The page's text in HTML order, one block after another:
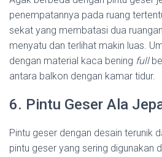
penempatannya pada ruang
sekat yang membatasi dua
menyatu dan terlihat makin luas.
dengan material kaca bening full
antara balkon dengan kamar tidur.
6. Pintu Geser Ala
Pintu geser dengan desain terunik
pintu geser yang sering digunakan